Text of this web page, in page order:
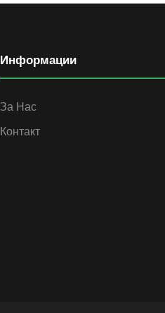
Информации
За Нас
Контакт